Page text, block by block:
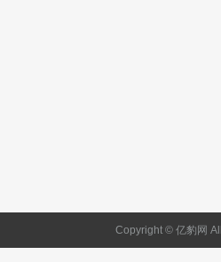
Copyright © 亿豹网